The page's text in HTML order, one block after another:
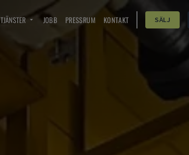
TJÄNSTER JOBB PRESSRUM KONTAKT SÄLJ